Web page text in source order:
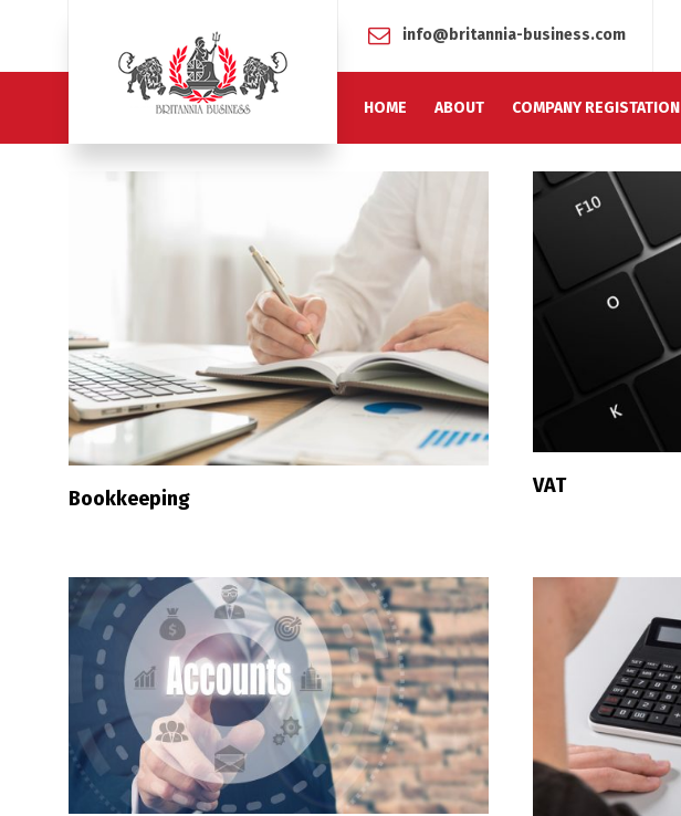
info@britannia-business.com
HOME ABOUT COMPANY REGISTATION
Bookkeeping
VAT